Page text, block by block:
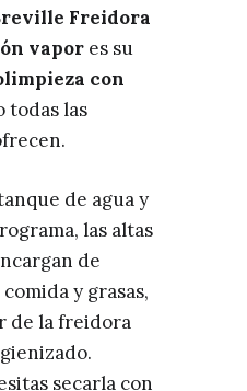
Freidora
vapor es su
con
todas las
de agua y
las altas
de
y grasas,
de la freidora
secarla con